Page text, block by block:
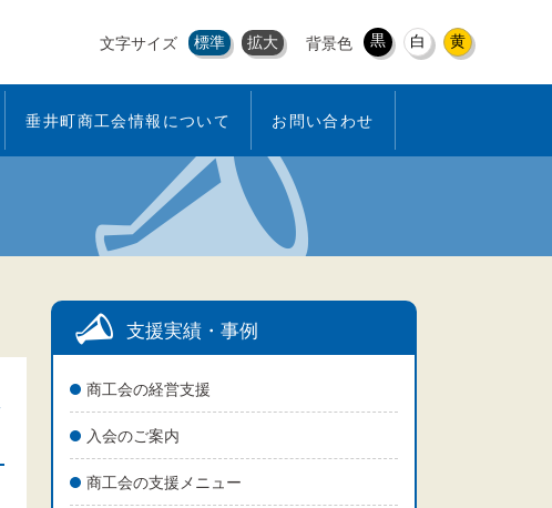
文字サイズ 標準 拡大 背景色 黒 白 黄
垂井町商工会情報について お問い合わせ
支援実績・事例
商工会の経営支援
入会のご案内
商工会の支援メニュー